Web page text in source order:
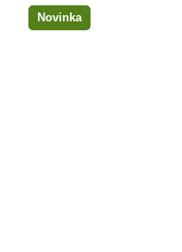
Novinka